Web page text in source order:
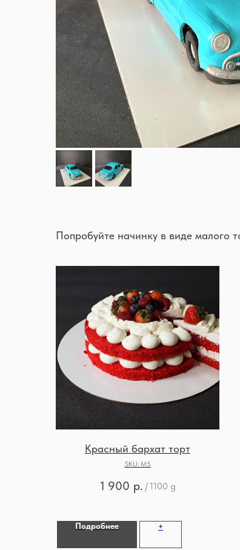
Попробуйте начинку в виде малого
Красный бархат торт
SKU: М5
1 900 р. /1100 g
Подробнее +